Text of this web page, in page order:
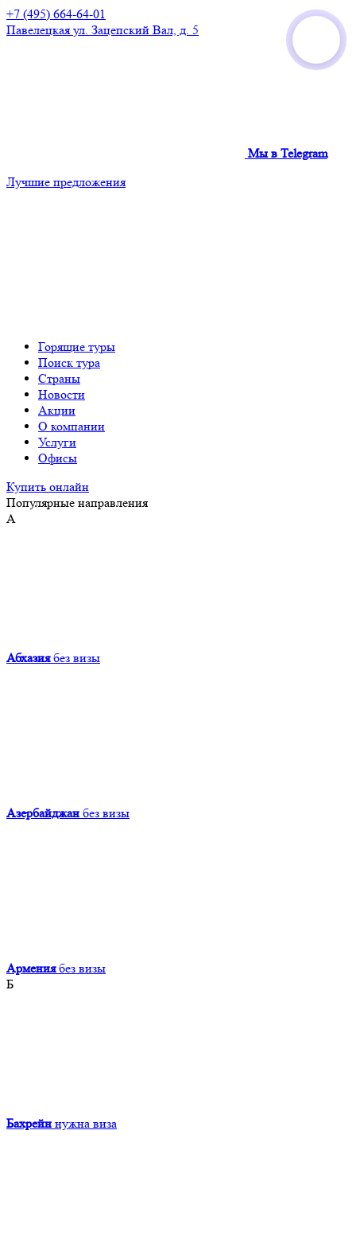
+7 (495) 664-64-01
Павелецкая ул. Зацепский Вал, д. 5
Мы в Telegram
Лучшие предложения
Горящие туры
Поиск тура
Страны
Новости
Акции
О компании
Услуги
Офисы
Купить онлайн
Популярные направления
А
Абхазия без визы
Азербайджан без визы
Армения без визы
Б
Бахрейн нужна виза